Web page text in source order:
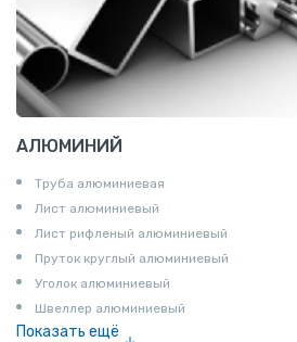
АЛЮМИНИЙ
Труба алюминиевая
Лист алюминиевый
Лист рифленый алюминиевый
Пруток круглый алюминиевый
Уголок алюминиевый
Швеллер алюминиевый
Показать ещё